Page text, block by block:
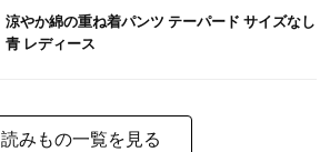
涼やか綿の重ね着パンツ テーパード サイズなし
青 レディース
読みもの一覧を見る